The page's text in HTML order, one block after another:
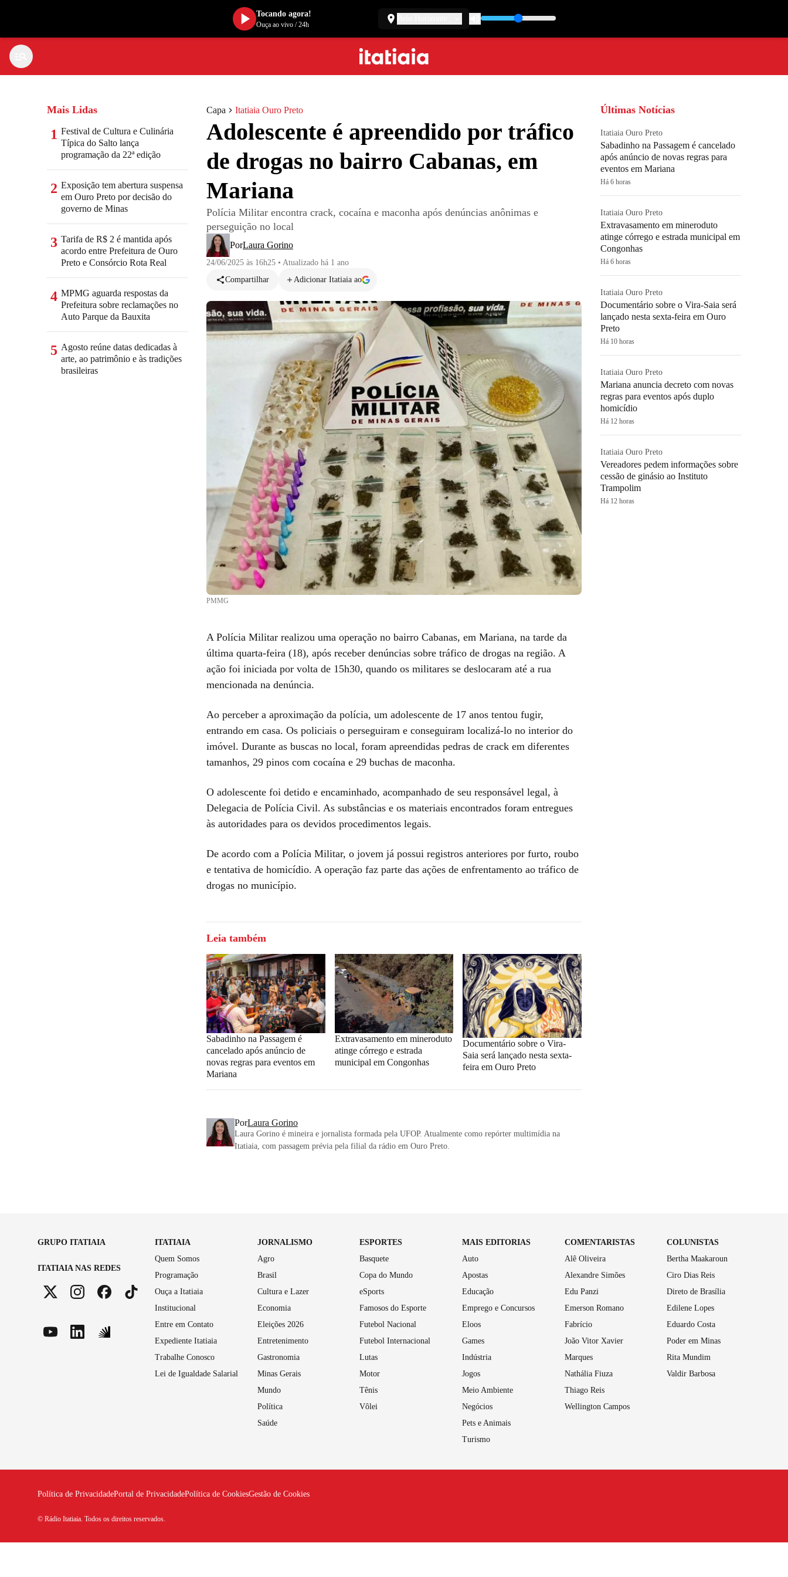
Capa Itatiaia Ouro Preto
Adolescente é apreendido por tráfico
de drogas no bairro Cabanas, em
Mariana
Polícia Militar encontra crack, cocaína e maconha após denúncias anônimas e
perseguição no local
PorLaura Gorino
24/06/2025 às 16h25 • Atualizado há 1 ano
Compartilhar
Adicionar Itatiaia ao
PMMG
A Polícia Militar realizou uma operação no bairro Cabanas, em Mariana, na tarde da
última quarta-feira (18), após receber denúncias sobre tráfico de drogas na região. A
ação foi iniciada por volta de 15h30, quando os militares se deslocaram até a rua
mencionada na denúncia.
Ao perceber a aproximação da polícia, um adolescente de 17 anos tentou fugir,
entrando em casa. Os policiais o perseguiram e conseguiram localizá-lo no interior do
imóvel. Durante as buscas no local, foram apreendidas pedras de crack em diferentes
tamanhos, 29 pinos com cocaína e 29 buchas de maconha.
O adolescente foi detido e encaminhado, acompanhado de seu responsável legal, à
Delegacia de Polícia Civil. As substâncias e os materiais encontrados foram entregues
às autoridades para os devidos procedimentos legais.
De acordo com a Polícia Militar, o jovem já possui registros anteriores por furto, roubo
e tentativa de homicídio. A operação faz parte das ações de enfrentamento ao tráfico de
drogas no município.
Leia também
Sabadinho na Passagem é
cancelado após anúncio de
novas regras para eventos em
Mariana
Extravasamento em mineroduto
atinge córrego e estrada
municipal em Congonhas
Documentário sobre o Vira-
Saia será lançado nesta sexta-
feira em Ouro Preto
PorLaura Gorino
Laura Gorino é mineira e jornalista formada pela UFOP. Atualmente como repórter multimídia na
Itatiaia, com passagem prévia pela filial da rádio em Ouro Preto.
Mais Lidas
1 Festival de Cultura e Culinária
Típica do Salto lança
programação da 22ª edição
2 Exposição tem abertura suspensa
em Ouro Preto por decisão do
governo de Minas
3 Tarifa de R$ 2 é mantida após
acordo entre Prefeitura de Ouro
Preto e Consórcio Rota Real
4 MPMG aguarda respostas da
Prefeitura sobre reclamações no
Auto Parque da Bauxita
5 Agosto reúne datas dedicadas à
arte, ao patrimônio e às tradições
brasileiras
Últimas Notícias
Itatiaia Ouro Preto
Sabadinho na Passagem é cancelado
após anúncio de novas regras para
eventos em Mariana
Há 6 horas
Itatiaia Ouro Preto
Extravasamento em mineroduto
atinge córrego e estrada municipal em
Congonhas
Há 6 horas
Itatiaia Ouro Preto
Documentário sobre o Vira-Saia será
lançado nesta sexta-feira em Ouro
Preto
Há 10 horas
Itatiaia Ouro Preto
Mariana anuncia decreto com novas
regras para eventos após duplo
homicídio
Há 12 horas
Itatiaia Ouro Preto
Vereadores pedem informações sobre
cessão de ginásio ao Instituto
Trampolim
Há 12 horas
GRUPO ITATIAIA
ITATIAIA NAS REDES
ITATIAIA
Quem Somos
Programação
Ouça a Itatiaia
Institucional
Entre em Contato
Expediente Itatiaia
Trabalhe Conosco
Lei de Igualdade Salarial
JORNALISMO
Agro
Brasil
Cultura e Lazer
Economia
Eleições 2026
Entretenimento
Gastronomia
Minas Gerais
Mundo
Política
Saúde
ESPORTES
Basquete
Copa do Mundo
eSports
Famosos do Esporte
Futebol Nacional
Futebol Internacional
Lutas
Motor
Tênis
Vôlei
MAIS EDITORIAS
Auto
Apostas
Educação
Emprego e Concursos
Eloos
Games
Indústria
Jogos
Meio Ambiente
Negócios
Pets e Animais
Turismo
COMENTARISTAS
Alê Oliveira
Alexandre Simões
Edu Panzi
Emerson Romano
Fabrício
João Vitor Xavier
Marques
Nathália Fiuza
Thiago Reis
Wellington Campos
COLUNISTAS
Bertha Maakaroun
Ciro Dias Reis
Direto de Brasília
Edilene Lopes
Eduardo Costa
Poder em Minas
Rita Mundim
Valdir Barbosa
Política de PrivacidadePortal de PrivacidadePolítica de CookiesGestão de Cookies
© Rádio Itatiaia. Todos os direitos reservados.
Tocando agora!
Ouça ao vivo/24h